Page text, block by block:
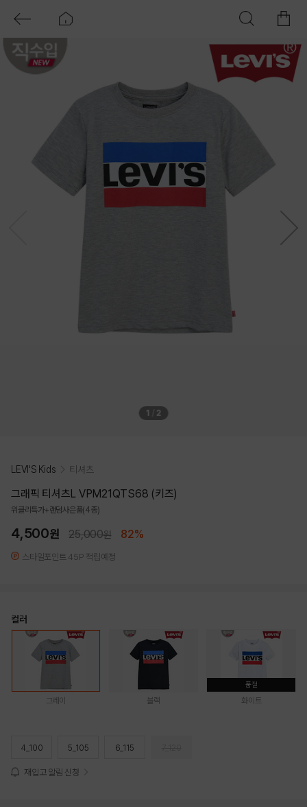
1 2
LEVI'S Kids 티셔츠
그래픽 티셔츠L VPM21QTS68 (키즈)
위클리특가+랜덤사은품(4종)
4,500원 25,000원 82%
스타일포인트 45P 적립예정
컬러
그레이 블랙
품절
화이트
4_100 5_105 6_115
재입고 알림 신청